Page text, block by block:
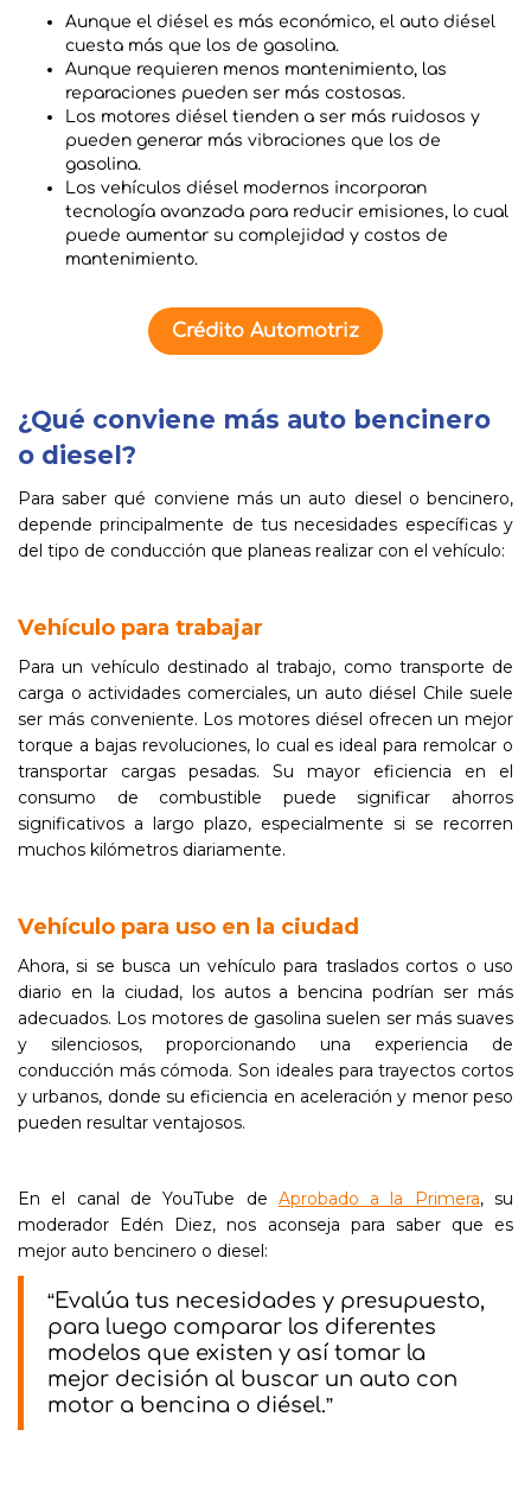
Aunque el diésel es más económico, el auto diésel
cuesta más que los de gasolina.
Aunque requieren menos mantenimiento, las
reparaciones pueden ser más costosas.
Los motores diésel tienden a ser más ruidosos y
pueden generar más vibraciones que los de
gasolina.
Los vehículos diésel modernos incorporan
tecnología avanzada para reducir emisiones, lo cual
puede aumentar su complejidad y costos de
mantenimiento.
Crédito Automotriz
¿Qué conviene más auto bencinero
o diesel?
Para saber qué conviene más un auto diesel o bencinero,
depende principalmente de tus necesidades específicas y
del tipo de conducción que planeas realizar con el vehículo:
Vehículo para trabajar
Para un vehículo destinado al trabajo, como transporte de
carga o actividades comerciales, un auto diésel Chile suele
ser más conveniente. Los motores diésel ofrecen un mejor
torque a bajas revoluciones, lo cual es ideal para remolcar o
transportar cargas pesadas. Su mayor eficiencia en el
consumo de combustible puede significar ahorros
significativos a largo plazo, especialmente si se recorren
muchos kilómetros diariamente.
Vehículo para uso en la ciudad
Ahora, si se busca un vehículo para traslados cortos o uso
diario en la ciudad, los autos a bencina podrían ser más
adecuados. Los motores de gasolina suelen ser más suaves
y silenciosos, proporcionando una experiencia de
conducción más cómoda. Son ideales para trayectos cortos
y urbanos, donde su eficiencia en aceleración y menor peso
pueden resultar ventajosos.
En el canal de YouTube de Aprobado a la Primera, su
moderador Edén Diez, nos aconseja para saber que es
mejor auto bencinero o diesel:
“Evalúa tus necesidades y presupuesto,
para luego comparar los diferentes
modelos que existen y así tomar la
mejor decisión al buscar un auto con
motor a bencina o diésel.”